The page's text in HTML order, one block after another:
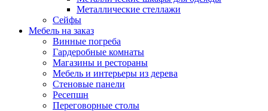
Металлические стеллажи
Сейфы
Мебель на заказ
Винные погреба
Гардеробные комнаты
Магазины и рестораны
Мебель и интерьеры из дерева
Стеновые панели
Ресепшн
Переговорные столы